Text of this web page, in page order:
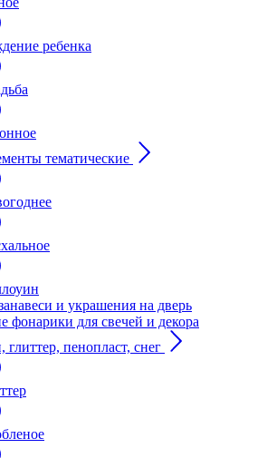
ребенка
тематические
и украшения на дверь
фонарики для свечей и декора
глиттер, пенопласт, снег